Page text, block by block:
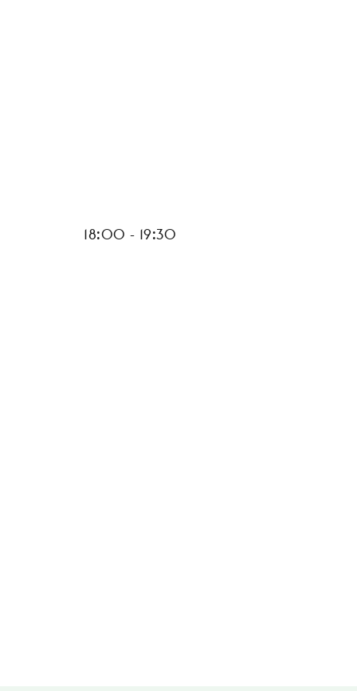
18:00 - 19:30